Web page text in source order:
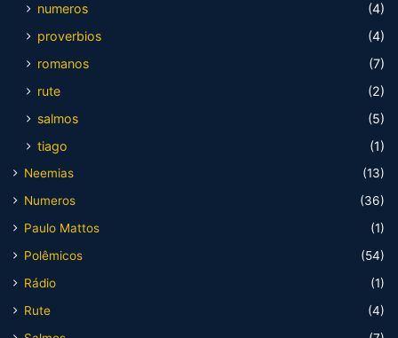
numeros
(4)
proverbios
(4)
romanos
(7)
rute
(2)
salmos
(5)
tiago
(1)
Neemias
(13)
Numeros
(36)
Paulo Mattos
(1)
Polêmicos
(54)
Rádio
(1)
Rute
(4)